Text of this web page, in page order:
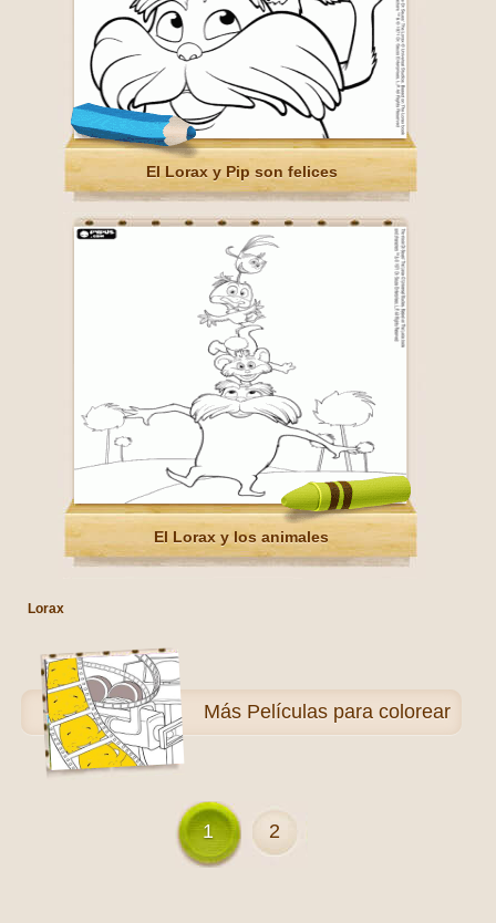
El Lorax y Pip son felices
El Lorax y los animales
Lorax
Más Películas para colorear
1 2